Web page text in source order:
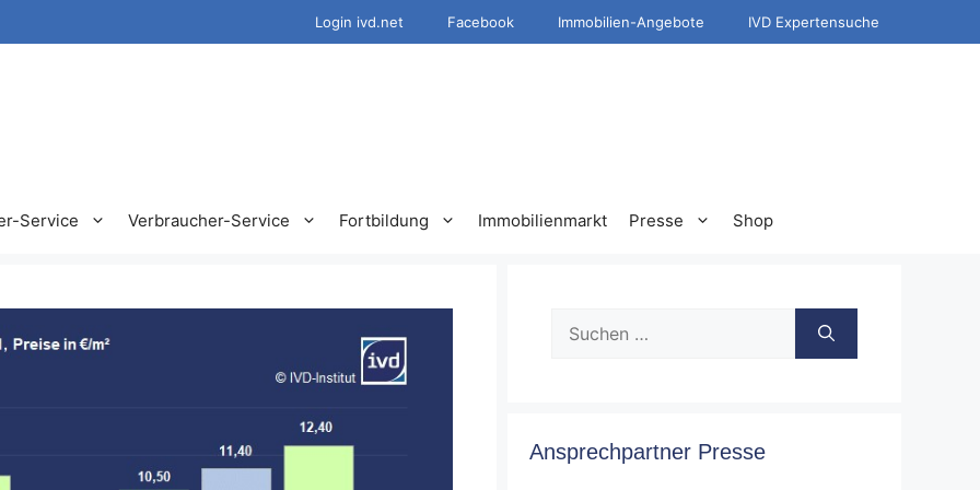
Login ivd.net Facebook Immobilien-Angebote IVD Expertensuche
Service Verbraucher-Service Fortbildung Immobilienmarkt Presse Shop
nach:
Ansprechpartner Presse